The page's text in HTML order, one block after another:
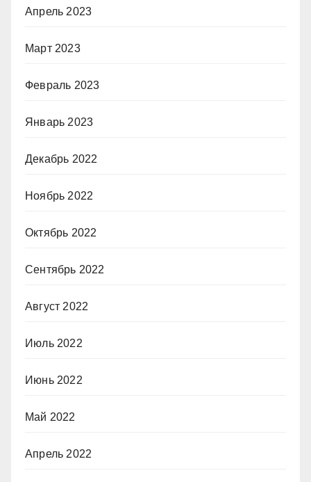
Апрель 2023
Март 2023
Февраль 2023
Январь 2023
Декабрь 2022
Ноябрь 2022
Октябрь 2022
Сентябрь 2022
Август 2022
Июль 2022
Июнь 2022
Май 2022
Апрель 2022